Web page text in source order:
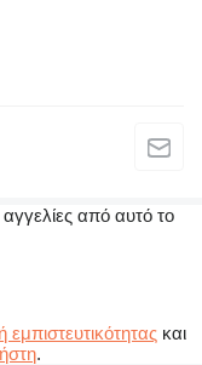
από αυτό το
εμπιστευτικότητας και
.